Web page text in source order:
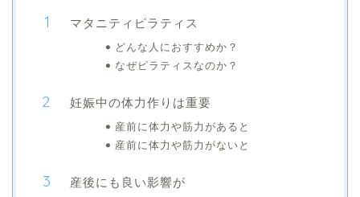
マタニティピラティス
どんな人におすすめか？
なぜピラティスなのか？
妊娠中の体力作りは重要
産前に体力や筋力があると
産前に体力や筋力がないと
産後にも良い影響が